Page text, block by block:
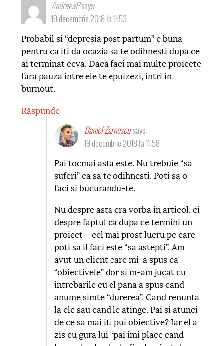
AndreeaPsays:
19 decembrie 2018 la 11:53
Probabil si “depresia post partum” e buna
pentru ca iti da ocazia sa te odihnesti dupa ce
ai terminat ceva. Daca faci mai multe proiecte
fara pauza intre ele te epuizezi, intri in
burnout.
Răspunde
Daniel Zarnescusays:
19 decembrie 2018 la 11:58
Pai tocmai asta este. Nu trebuie “sa
suferi” ca sa te odihnesti. Poti sa o
faci si bucurandu-te.
Nu despre asta era vorba in articol, ci
despre faptul ca dupa ce termini un
proiect – cel mai prost lucru pe care
poti sa il faci este “sa astepti”. Am
avut un client care mi-a spus ca
“obiectivele” dor si m-am jucat cu
intrebarile cu el pana a spus cand
anume simte “durerea”. Cand renunta
la ele sau cand le atinge. Pai si atunci
de ce sa mai iti pui obiective? Iar el a
zis cu gura lui “pai imi place cand